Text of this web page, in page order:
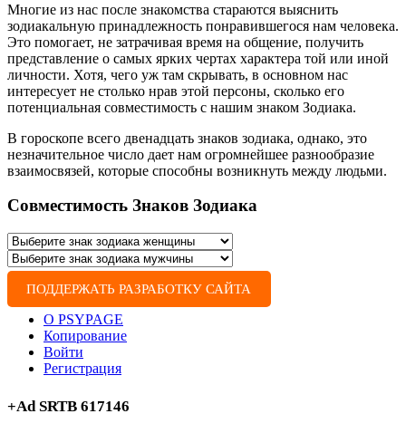
Многие из нас после знакомства стараются выяснить
зодиакальную принадлежность понравившегося нам человека.
Это помогает, не затрачивая время на общение, получить
представление о самых ярких чертах характера той или иной
личности. Хотя, чего уж там скрывать, в основном нас
интересует не столько нрав этой персоны, сколько его
потенциальная совместимость с нашим знаком Зодиака.
В гороскопе всего двенадцать знаков зодиака, однако, это
незначительное число дает нам огромнейшее разнообразие
взаимосвязей, которые способны возникнуть между людьми.
Совместимость Знаков Зодиака
ПОДДЕРЖАТЬ РАЗРАБОТКУ САЙТА
О PSYPAGE
Копирование
Войти
Регистрация
+Ad SRTB 617146